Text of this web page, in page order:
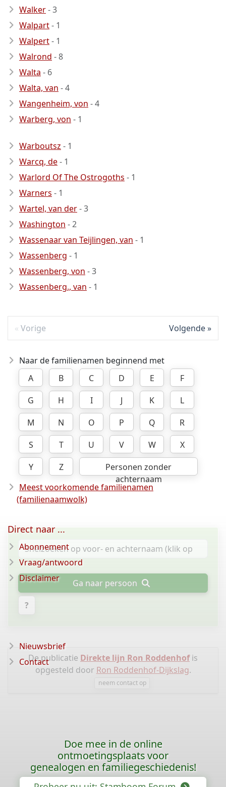
Walker- 3
Walpart- 1
Walpert- 1
Walrond - 8
Walta - 6
Walta, van - 4
Wangenheim, von - 4
Warberg, von - 1
Warboutsz - 1
Warcq, de- 1
Warlord Of The Ostrogoths - 1
Warners - 1
Wartel, van der- 3
Washington - 2
Wassenaar van Teijlingen, van - 1
Wassenberg - 1
Wassenberg, von - 3
Wassenberg., van - 1
Vorige Volgende
Naar de familienamen beginnend met
A
B C D E
F
G
H I J K
L
M
N O P Q
R
S
T U V W
X
Y
Z
Personen zonder
achternaam
Meest voorkomende familienamen
(familienaamwolk)
Ga naar persoon
?
De publicatie Direkte lijn Ron Roddenhofis
opgesteld door Ron Roddenhof-Dijkslag.
neem contact op
Direct naar ...
Abonnement
Vraag/antwoord
Disclaimer
Nieuwsbrief
Contact
Doe mee in de online
ontmoetingsplaats voor
genealogen en familiegeschiedenis!